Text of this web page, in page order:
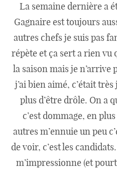
La semaine dernière a
Gagnaire est toujours
autres chefs je suis pas
répète et ça sert a rien vu
la saison mais je n’arrive
j’ai bien aimé, c’était
plus d’être drôle. On a
c’est dommage, en
autres m’ennuie un peu
de voir, c’est les
m’impressionne (et